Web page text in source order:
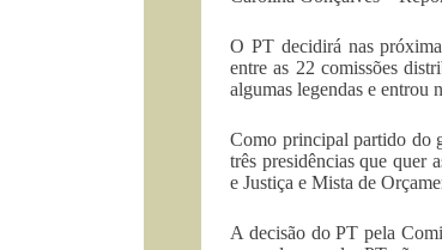
O PT decidirá nas
entre as 22 comissões
algumas legendas e entrou
Como principal partido do
três presidências que quer
e Justiça e Mista de
A decisão do PT pela